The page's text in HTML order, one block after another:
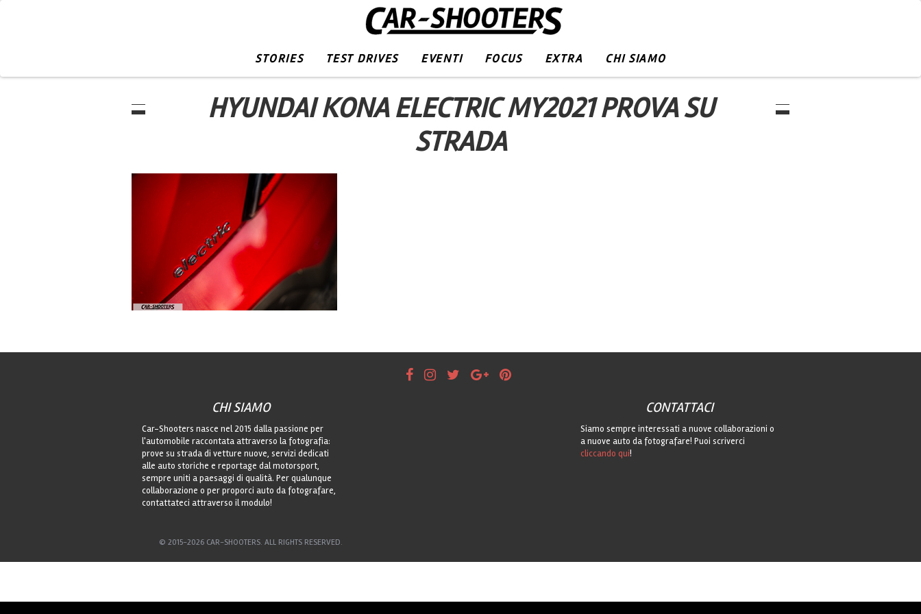
STORIES TEST DRIVES EVENTI FOCUS EXTRA CHI SIAMO
HYUNDAI KONA ELECTRIC MY2021 PROVA SU
STRADA
CHI SIAMO
Car-Shooters nasce nel 2015 dalla passione per
l'automobile raccontata attraverso la fotografia:
prove su strada di vetture nuove, servizi dedicati
alle auto storiche e reportage dal motorsport,
sempre uniti a paesaggi di qualità. Per qualunque
collaborazione o per proporci auto da fotografare,
contattateci attraverso il modulo!
CONTATTACI
Siamo sempre interessati a nuove collaborazioni o
a nuove auto da fotografare! Puoi scriverci
cliccando qui!
© 2015-2026 CAR-SHOOTERS. ALL RIGHTS RESERVED.